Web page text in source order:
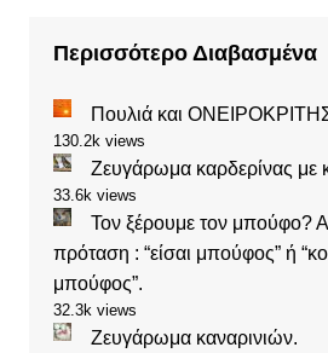
Περισσότερο Διαβασμένα
Πουλιά και
130.2k views
Ζευγάρωμα καρδερίνας με
33.6k views
Τον ξέρουμε τον μπούφο?
πρόταση : “είσαι μπούφος” ή
μπούφος”.
32.3k views
Ζευγάρωμα καναρινιών.